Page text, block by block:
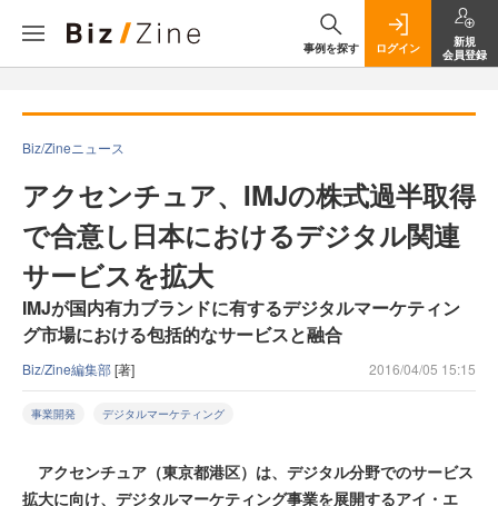
事例を探す ログイン
新規
会員登録
Biz/Zineニュース
アクセンチュア、IMJの株式過半取得
で合意し日本におけるデジタル関連
サービスを拡大
IMJが国内有力ブランドに有するデジタルマーケティン
グ市場における包括的なサービスと融合
Biz/Zine編集部[著] 2016/04/05 15:15
事業開発 デジタルマーケティング
アクセンチュア（東京都港区）は、デジタル分野でのサービス
拡大に向け、デジタルマーケティング事業を展開するアイ・エ